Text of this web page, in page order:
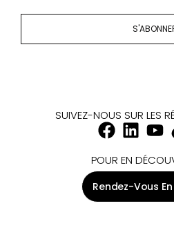
SUIVEZ-NOUS SUR LES
POUR EN
Rendez-Vous